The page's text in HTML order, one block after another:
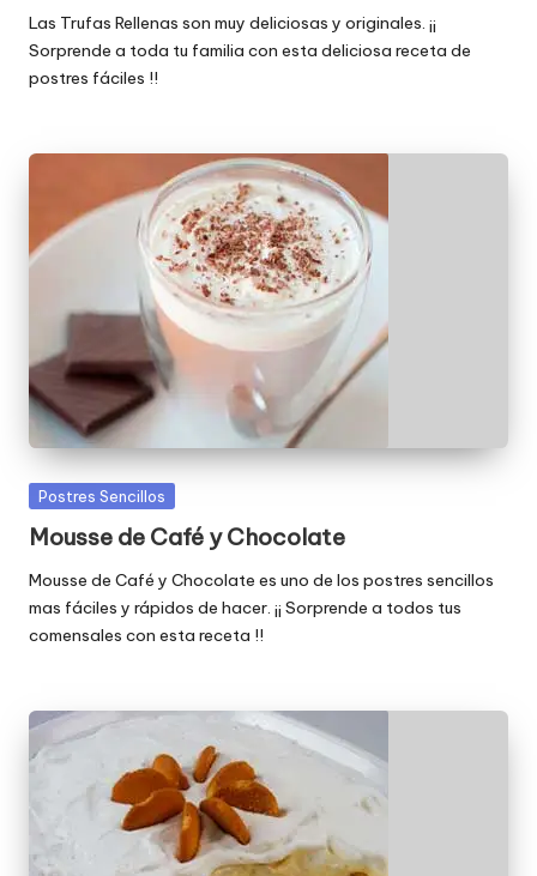
Las Trufas Rellenas son muy deliciosas y originales. ¡¡
Sorprende a toda tu familia con esta deliciosa receta de
postres fáciles !!
Publicada
Postres Sencillos
Mousse de Café y Chocolate
Mousse de Café y Chocolate es uno de los postres sencillos
mas fáciles y rápidos de hacer. ¡¡ Sorprende a todos tus
comensales con esta receta !!